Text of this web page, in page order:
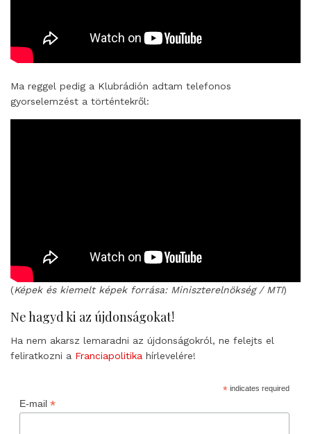
Ma reggel pedig a Klubrádión adtam telefonos
gyorselemzést a történtekről:
(Képek és kiemelt képek forrása: Miniszterelnökség / MTI)
Ne hagyd ki az újdonságokat!
Ha nem akarsz lemaradni az újdonságokról, ne felejts el
feliratkozni a Franciapolitika hírlevelére!
*indicates required
E-mail *